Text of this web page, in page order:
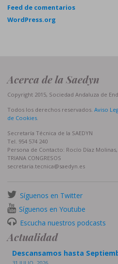
Feed de comentarios
WordPress.org
Acerca de la Saedyn
Copyright 2015, Sociedad Andaluza de
Todos los derechos reservados. Aviso
de Cookies.
Secretaría Técnica de la SAEDYN
Tel. 954 574 240
Persona de Contacto: Rocío Díaz Molinas,
TRIANA CONGRESOS
secretaria.tecnica@saedyn.es
Síguenos en Twitter
Síguenos en Youtube
Escucha nuestros podcasts
Actualidad
Descansamos hasta